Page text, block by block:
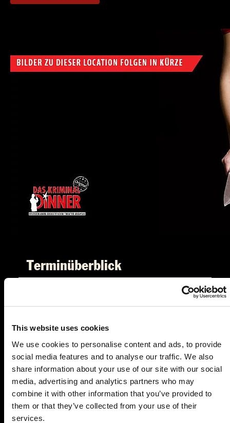
This website uses cookies
We use cookies to personalise content and ads, to provide
social media features and to analyse our traffic. We also
share information about your use of our site with our social
media, advertising and analytics partners who may
combine it with other information that you’ve provided to
them or that they’ve collected from your use of their
services.
Terminüberblick
FR.
23.10.2026 19:00 Uhr
Ein Kommissar zum Sterben
OFFSIDE Landsberg
Am Hungerbachweg 1